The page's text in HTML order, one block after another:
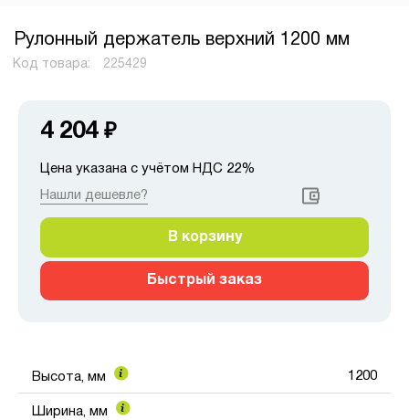
Рулонный держатель верхний 1200 мм
Код товара: 225429
4 204 ₽
Цена указана с учётом НДС 22%
Нашли дешевле?
В корзину
Быстрый заказ
Высота, мм 1200
Ширина, мм